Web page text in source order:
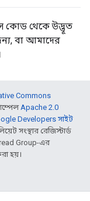
কোড থেকে উদ্ভূত
বা আমাদের
Commons
Apache 2.0
Developers সাইট
সংস্থার রেজিস্টার্ড
Group-এর
হয়।